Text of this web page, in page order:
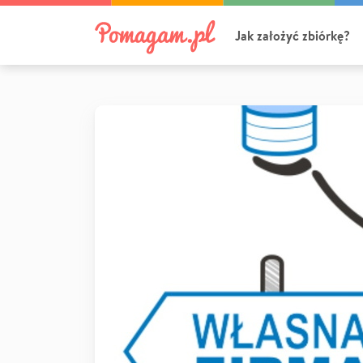
Jak założyć zbiórkę?